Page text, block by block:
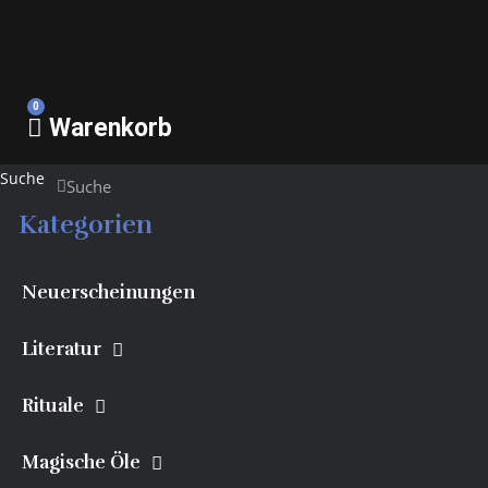
0
Warenkorb
Suche Suche
Kategorien
Neuerscheinungen
Literatur
Rituale
Magische Öle